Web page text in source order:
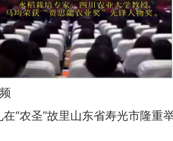
“农圣”故里山东省寿光市隆